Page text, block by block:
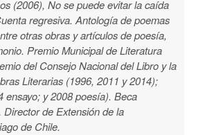
(2006), No se puede evitar la caída
regresiva. Antología de poemas
otras obras y artículos de poesía,
Premio Municipal de Literatura
del Consejo Nacional del Libro y la
Literarias (1996, 2011 y 2014);
ensayo; y 2008 poesía). Beca
de Extensión de la
de Chile.